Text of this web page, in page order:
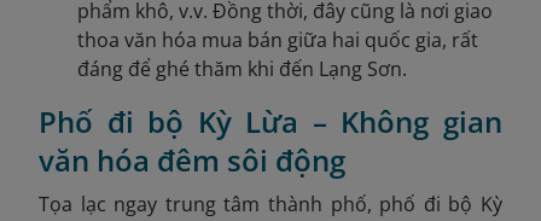
phẩm khô, v.v. Đồng thời, đây cũng là nơi giao
thoa văn hóa mua bán giữa hai quốc gia, rất
đáng để ghé thăm khi đến Lạng Sơn.
Phố đi bộ Kỳ Lừa – Không gian
văn hóa đêm sôi động
Tọa lạc ngay trung tâm thành phố, phố đi bộ Kỳ